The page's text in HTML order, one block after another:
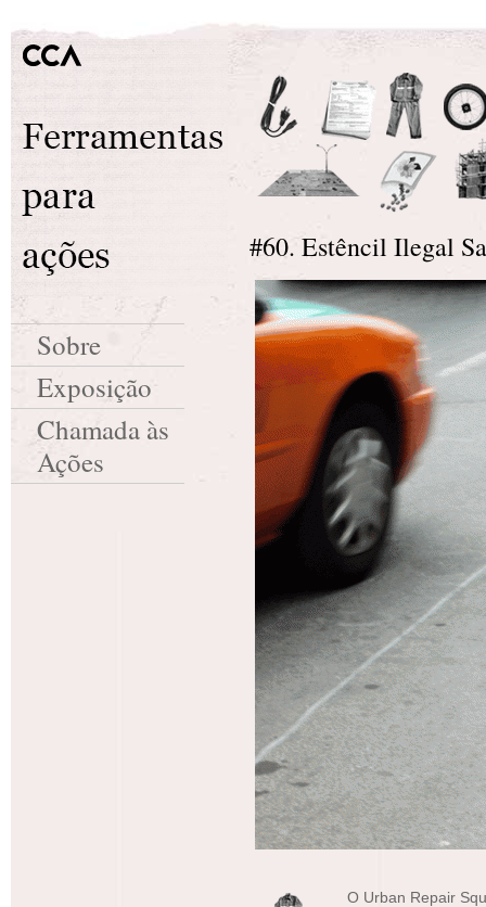
#60. Estêncil Ilegal
O Urban Repair
Sobre
Exposição
Chamada às
Ações